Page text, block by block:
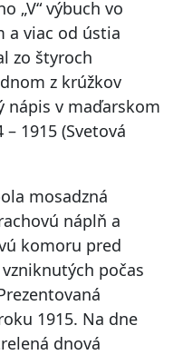
„V“ výbuch vo
a viac od ústia
zo štyroch
z krúžkov
nápis v maďarskom
– 1915 (Svetová
mosadzná
náplň a
komoru pred
počas
1915. Na dne
dnová